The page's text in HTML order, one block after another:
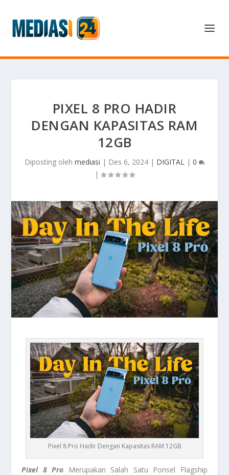
PIXEL 8 PRO HADIR
DENGAN KAPASITAS RAM
12GB
Diposting oleh mediasi | Des 6, 2024| DIGITAL| 0
|
Pixel 8 Pro Hadir Dengan Kapasitas RAM 12GB
Pixel 8 Pro Merupakan Salah Satu Ponsel Flagship